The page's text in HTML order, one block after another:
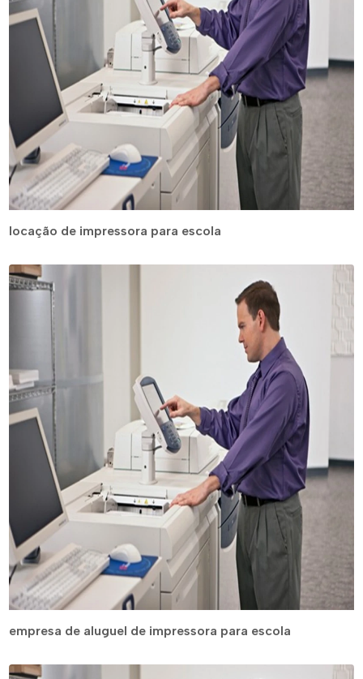
locação de impressora para escola
empresa de aluguel de impressora para escola